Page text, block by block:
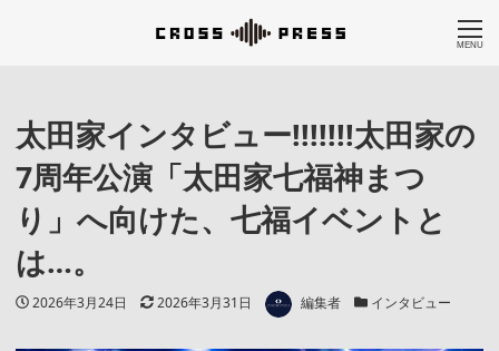
MENU
太田家インタビュー!!!!!!!太田家の
7周年公演「太田家七福神まつ
り」へ向けた、七福イベントと
は…。
投稿日
2026年3月24日 更新日
2026年3月31日 著者 編集者 カテゴリー
インタビュー